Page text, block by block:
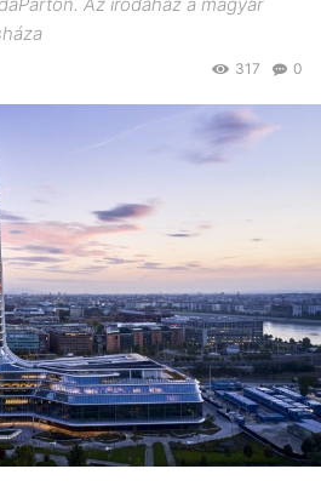
0
317